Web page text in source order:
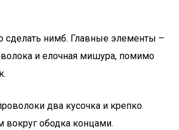
сделать нимб. Главные элементы –
и елочная мишура, помимо
два кусочка и крепко
вокруг ободка концами.